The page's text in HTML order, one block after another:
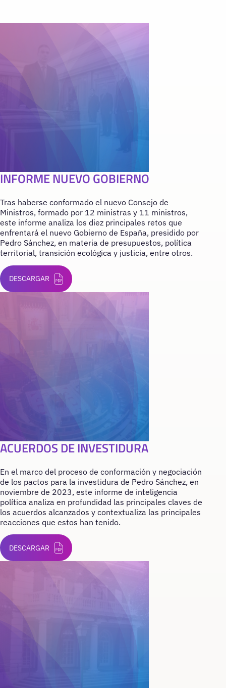
INFORME NUEVO GOBIERNO
Tras haberse conformado el nuevo Consejo de
Ministros, formado por 12 ministras y 11 ministros,
este informe analiza los diez principales retos que
enfrentará el nuevo Gobierno de España, presidido por
Pedro Sánchez, en materia de presupuestos, política
territorial, transición ecológica y justicia, entre otros.
DESCARGAR
ACUERDOS DE INVESTIDURA
En el marco del proceso de conformación y negociación
de los pactos para la investidura de Pedro Sánchez, en
noviembre de 2023, este informe de inteligencia
política analiza en profundidad las principales claves de
los acuerdos alcanzados y contextualiza las principales
reacciones que estos han tenido.
DESCARGAR